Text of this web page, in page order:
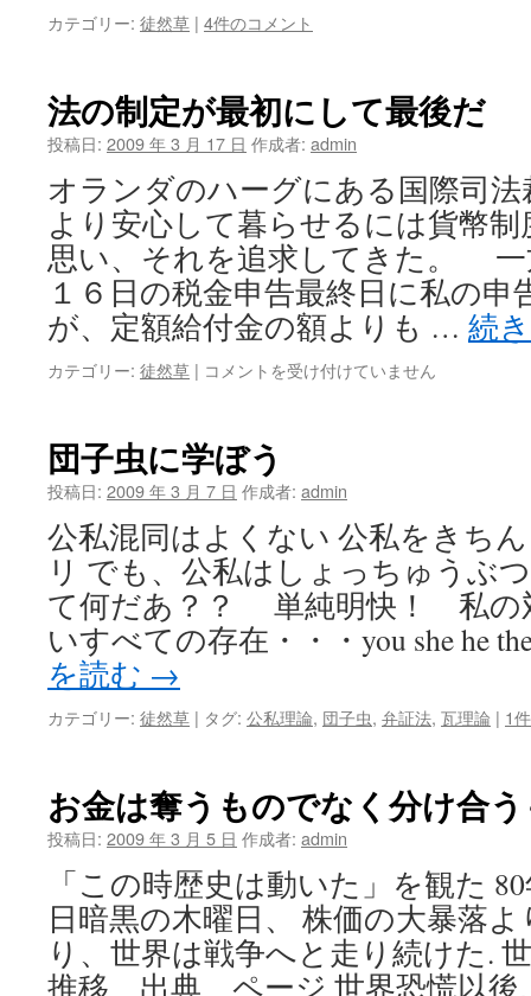
カテゴリー: 徒然草 | 4件のコメント
法の制定が最初にして最後だ
投稿日: 2009 年 3 月 17 日 作成者: admin
オランダのハーグにある国際司
より安心して暮らせるには貨幣
思い、それを追求してきた。 一
１６日の税金申告最終日に私の
が、定額給付金の額よりも … 続
カテゴリー: 徒然草 | 法
定
が
最
に
し
て
最
後
だ
コメントを受け付けていません
団子虫に学ぼう
投稿日: 2009 年 3 月 7 日 作成者: admin
公私混同はよくない 公私をきち
リ でも、公私はしょっちゅうぶ
て何だあ？？ 単純明快！ 私の
いすべての存在・・・you she he
を読む →
カテゴリー: 徒然草 | タグ: 公私理論, 団子虫, 弁証法, 瓦理論 | 1
お金は奪うものでなく分け合
投稿日: 2009 年 3 月 5 日 作成者: admin
「この時歴史は動いた」を観た
日暗黒の木曜日、 株価の大暴落
り、世界は戦争へと走り続けた.
推移 出典 ページ 世界恐慌以後